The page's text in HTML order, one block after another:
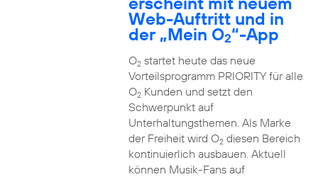
Web-Auftritt und in
der „Mein O2“-App
O2startet heute das neue
Vorteilsprogramm PRIORITY für alle
O2Kunden und setzt den
Schwerpunkt auf
Unterhaltungsthemen. Als Marke
der Freiheit wird O2diesen Bereich
kontinuierlich ausbauen. Aktuell
können Musik-Fans auf